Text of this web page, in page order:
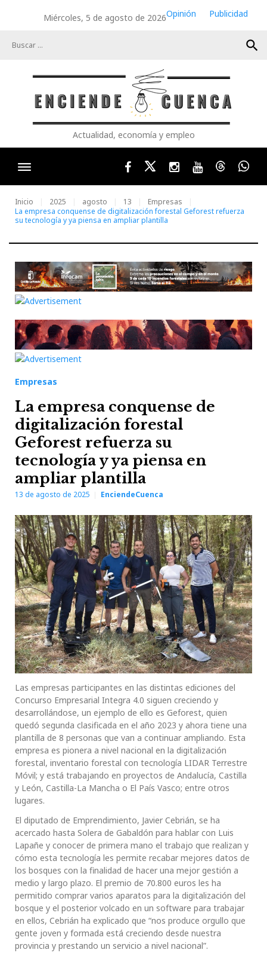
Miércoles, 5 de agosto de 2026Opinión
Publicidad
search
Actualidad, economía y empleo
FacebookTwitterInstagram
YoutubeThreads
Inicio 2025 agosto 13
Empresas
La empresa conquense de digitalización forestal Geforest refuerza
su tecnología y ya piensa en ampliar plantilla
Empresas
La empresa conquense de
digitalización forestal
Geforest refuerza su
tecnología y ya piensa en
ampliar plantilla
13 de agosto de 2025 EnciendeCuenca
Las empresas participantes en las distintas ediciones del
Concurso Empresarial Integra 4.0 siguen creciendo y
desarrollándose, un ejemplo de ello es Geforest, quien
quedó segunda clasificada en el año 2023 y ahora tiene una
plantilla de 8 personas que van a continuar ampliando. Esta
empresa es pionera a nivel nacional en la digitalización
forestal, inventario forestal con tecnología LIDAR Terrestre
Móvil; y está trabajando en proyectos de Andalucía, Castilla
y León, Castilla-La Mancha o El País Vasco; entre otros
lugares.
El diputado de Emprendimiento, Javier Cebrián, se ha
acercado hasta Solera de Gabaldón para hablar con Luis
Lapañe y conocer de primera mano el trabajo que realizan y
cómo esta tecnología les permite recabar mejores datos de
los bosques con la finalidad de hacer una mejor gestión a
medio y largo plazo. El premio de 70.800 euros les ha
permitido comprar varios aparatos para la digitalización del
bosque y el posterior volcado en un software para trabajar
en ellos, Cebrián ha explicado que “nos produce orgullo que
gente joven y formada está creciendo desde nuestra
provincia y prestando un servicio a nivel nacional”.